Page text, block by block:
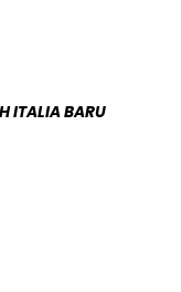
ITALIA BARU